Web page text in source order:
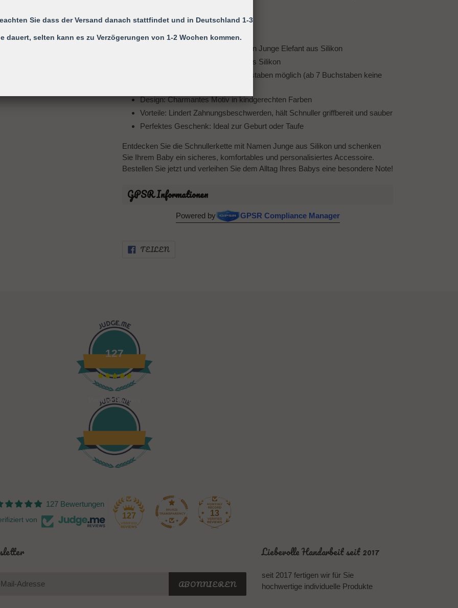
: Schnullerkette mit Namen Junge Elefant aus Silikon
: Hochwertiges, BPA-freies Silikon
: Bis zu 10 Buchstaben möglich (ab 7 Buchstaben keine
Design: Charmantes Motiv in kindgerechten Farben
Vorteile: Lindert Zahnungsbeschwerden, hält Schnuller griffbereit und sauber
Perfektes Geschenk: Ideal zur Geburt oder Taufe
Entdecken Sie die Schnullerkette mit Namen Junge aus Silikon und schenken
Sie Ihrem Baby ein sicheres, komfortables und personalisiertes Accessoire.
Bestellen Sie jetzt und verleihen Sie dem Alltag Ihres Babys eine besondere Note!
GPSR Informationen
Powered by GPSR Compliance Manager
TEILENFACEBOOK
127
Verified Reviews
127 Bewertungen
von 127 13
ABONNIEREN
Liebevolle Handarbeit seit 2017
seit 2017 fertigen wir für Sie
hochwertige individuelle Produkte
Sie dass der Versand danach stattfindet und in Deutschland 1-3
dauert, selten kann es zu Verzögerungen von 1-2 Wochen kommen.